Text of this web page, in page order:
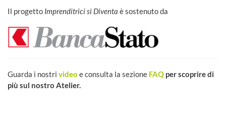
Il progetto Imprenditrici si Diventa è sostenuto da
Guarda i nostri video e consulta la sezione FAQ per scoprire di
più sul nostro Atelier.